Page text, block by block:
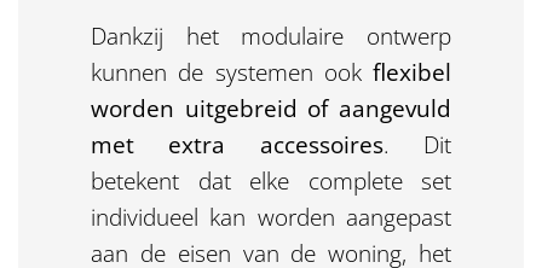
Dankzij het modulaire ontwerp
kunnen de systemen ook flexibel
worden uitgebreid of aangevuld
met extra accessoires. Dit
betekent dat elke complete set
individueel kan worden aangepast
aan de eisen van de woning, het